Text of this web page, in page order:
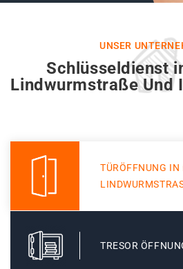
UNSER
Schlüsseldienst
Lindwurmstraße Und
TÜRÖFFNUNG IN
TRESOR